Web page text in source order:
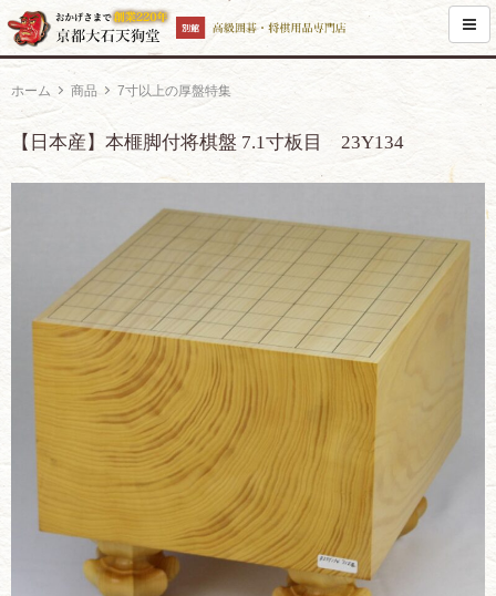
ホーム 商品 7寸以上の厚盤特集
【日本産】本榧脚付将棋盤 7.1寸板目 23Y134